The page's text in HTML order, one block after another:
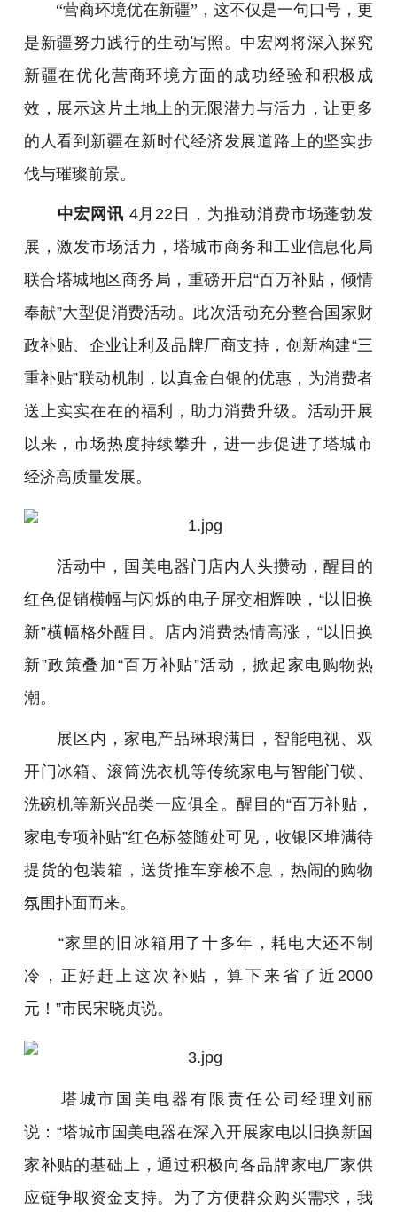
“营商环境优在新疆”，这不仅是一句口号，更
是新疆努力践行的生动写照。中宏网将深入探究
新疆在优化营商环境方面的成功经验和积极成
效，展示这片土地上的无限潜力与活力，让更多
的人看到新疆在新时代经济发展道路上的坚实步
伐与璀璨前景。
中宏网讯 4月22日，为推动消费市场蓬勃发
展，激发市场活力，塔城市商务和工业信息化局
联合塔城地区商务局，重磅开启“百万补贴，倾情
奉献”大型促消费活动。此次活动充分整合国家财
政补贴、企业让利及品牌厂商支持，创新构建“三
重补贴”联动机制，以真金白银的优惠，为消费者
送上实实在在的福利，助力消费升级。活动开展
以来，市场热度持续攀升，进一步促进了塔城市
经济高质量发展。
活动中，国美电器门店内人头攒动，醒目的
红色促销横幅与闪烁的电子屏交相辉映，“以旧换
新”横幅格外醒目。店内消费热情高涨，“以旧换
新”政策叠加“百万补贴”活动，掀起家电购物热
潮。
展区内，家电产品琳琅满目，智能电视、双
开门冰箱、滚筒洗衣机等传统家电与智能门锁、
洗碗机等新兴品类一应俱全。醒目的“百万补贴，
家电专项补贴”红色标签随处可见，收银区堆满待
提货的包装箱，送货推车穿梭不息，热闹的购物
氛围扑面而来。
“家里的旧冰箱用了十多年，耗电大还不制
冷，正好赶上这次补贴，算下来省了近2000
元！”市民宋晓贞说。
塔城市国美电器有限责任公司经理刘丽
说：“塔城市国美电器在深入开展家电以旧换新国
家补贴的基础上，通过积极向各品牌家电厂家供
应链争取资金支持。为了方便群众购买需求，我